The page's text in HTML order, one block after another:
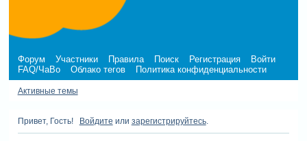
Форум Участники Правила Поиск Регистрация
Войти
FAQ/ЧаВо
Облако тегов Политика конфиденциальности
Активные темы
Привет, Гость! Войдите или зарегистрируйтесь.